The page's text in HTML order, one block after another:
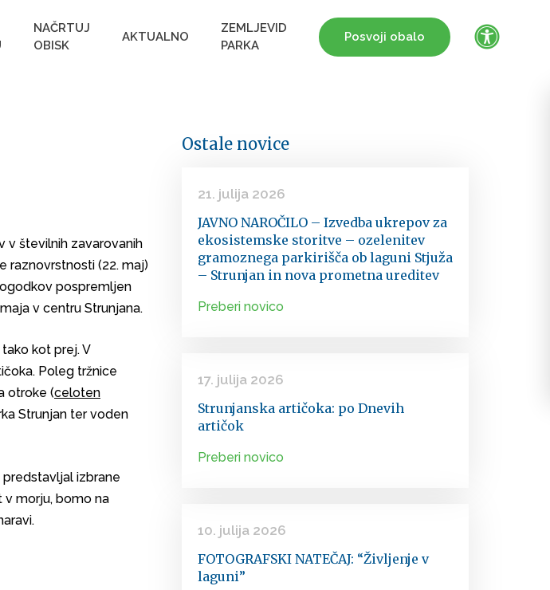
NAČRTUJ
OBISK
AKTUALNO
ZEMLJEVID
PARKA
Posvoji obalo
v številnih zavarovanih
raznovrstnosti (22. maj)
pospremljen
v centru Strunjana.
kot prej. V
Poleg tržnice
otroke (celoten
Strunjan ter voden
predstavljal izbrane
v morju, bomo na
Ostale novice
21. julija 2026
JAVNO NAROČILO – Izvedba ukrepov za
ekosistemske storitve – ozelenitev
gramoznega parkirišča ob laguni Stjuža
– Strunjan in nova prometna ureditev
Preberi novico
17. julija 2026
Strunjanska artičoka: po Dnevih
artičok
Preberi novico
10. julija 2026
FOTOGRAFSKI NATEČAJ: “Življenje v
laguni”